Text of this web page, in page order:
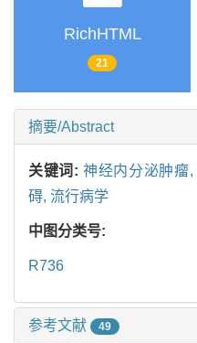
RichHTML
21
摘要/Abstract
关键词: 神经内分泌肿瘤,
碍, 流行病学
中图分类号:
R736
参考文献 49